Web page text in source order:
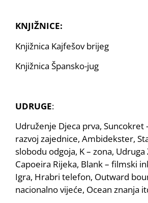
KNJIŽNICE:
Knjižnica Kajfešov brijeg
Knjižnica Špansko-jug
UDRUGE:
Udruženje Djeca prva, Suncokret
razvoj zajednice, Ambidekster,
slobodu odgoja, K – zona,
Capoeira Rijeka, Blank – filmski
Igra, Hrabri telefon, Outward
nacionalno vijeće, Ocean znanja